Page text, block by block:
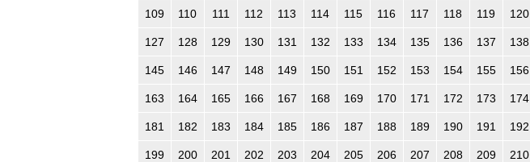
109 110 111 112 113 114 115 116 117 118 119 120
127 128 129 130 131 132 133 134 135 136 137 138
145 146 147 148 149 150 151 152 153 154 155 156
163 164 165 166 167 168 169 170 171 172 173 174
181 182 183 184 185 186 187 188 189 190 191 192
199 200 201 202 203 204 205 206 207 208 209 210